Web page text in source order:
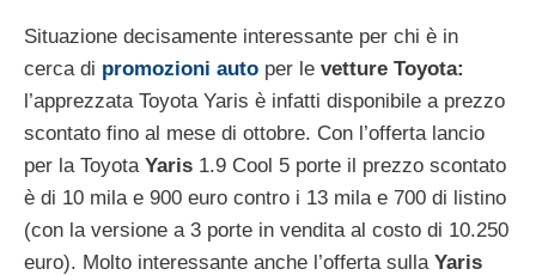
Situazione decisamente interessante per chi è in
cerca di promozioni auto per le vetture Toyota:
l’apprezzata Toyota Yaris è infatti disponibile a prezzo
scontato fino al mese di ottobre. Con l’offerta lancio
per la Toyota Yaris 1.9 Cool 5 porte il prezzo scontato
è di 10 mila e 900 euro contro i 13 mila e 700 di listino
(con la versione a 3 porte in vendita al costo di 10.250
euro). Molto interessante anche l’offerta sulla Yaris